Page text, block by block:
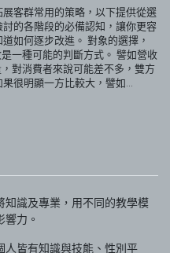
客群常用的策略，以下提供從選
的各階段的必備認知，讓你更容
如何逐步改進。 對象的選擇，
一種可能的判斷方式。 譬如營收
對消費者來說可能差不多，雙方
很明顯一方比較大，譬如...
知識及專業，用不同的教學模
力。
人皆有知識與技能、性別平